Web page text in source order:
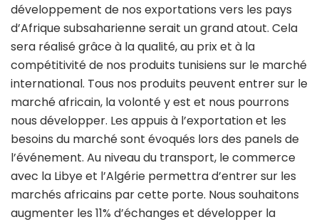
développement de nos exportations vers les pays
d’Afrique subsaharienne serait un grand atout. Cela
sera réalisé grâce à la qualité, au prix et à la
compétitivité de nos produits tunisiens sur le marché
international. Tous nos produits peuvent entrer sur le
marché africain, la volonté y est et nous pourrons
nous développer. Les appuis à l’exportation et les
besoins du marché sont évoqués lors des panels de
l’événement. Au niveau du transport, le commerce
avec la Libye et l’Algérie permettra d’entrer sur les
marchés africains par cette porte. Nous souhaitons
augmenter les 11% d’échanges et développer la